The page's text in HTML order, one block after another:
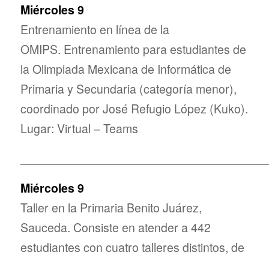
Miércoles 9
Entrenamiento en línea de la
OMIPS. Entrenamiento para estudiantes de
la Olimpiada Mexicana de Informática de
Primaria y Secundaria (categoría menor),
coordinado por José Refugio López (Kuko).
Lugar: Virtual – Teams
Miércoles 9
Taller en la Primaria Benito Juárez,
Sauceda. Consiste en atender a 442
estudiantes con cuatro talleres distintos, de